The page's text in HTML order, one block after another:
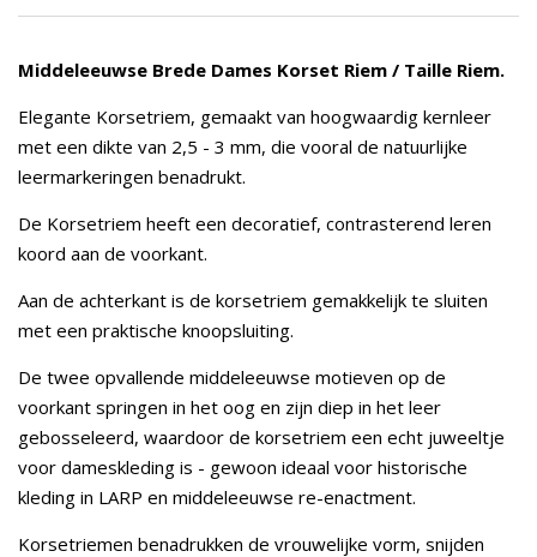
Middeleeuwse Brede Dames Korset Riem / Taille Riem.
Elegante Korsetriem, gemaakt van hoogwaardig kernleer
met een dikte van 2,5 - 3 mm, die vooral de natuurlijke
leermarkeringen benadrukt.
De Korsetriem heeft een decoratief, contrasterend leren
koord aan de voorkant.
Aan de achterkant is de korsetriem gemakkelijk te sluiten
met een praktische knoopsluiting.
De twee opvallende middeleeuwse motieven op de
voorkant springen in het oog en zijn diep in het leer
gebosseleerd, waardoor de korsetriem een echt juweeltje
voor dameskleding is - gewoon ideaal voor historische
kleding in LARP en middeleeuwse re-enactment.
Korsetriemen benadrukken de vrouwelijke vorm, snijden